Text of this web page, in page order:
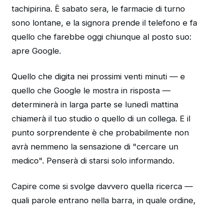
tachipirina. È sabato sera, le farmacie di turno
sono lontane, e la signora prende il telefono e fa
quello che farebbe oggi chiunque al posto suo:
apre Google.
Quello che digita nei prossimi venti minuti — e
quello che Google le mostra in risposta —
determinerà in larga parte se lunedì mattina
chiamerà il tuo studio o quello di un collega. E il
punto sorprendente è che probabilmente non
avrà nemmeno la sensazione di "cercare un
medico". Penserà di starsi solo informando.
Capire come si svolge davvero quella ricerca —
quali parole entrano nella barra, in quale ordine,